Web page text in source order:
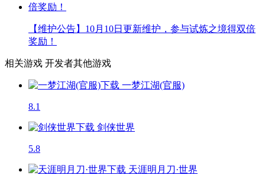
【维护公告】10月10日更新维护，参与试炼之境得双倍
奖励！
相关游戏 开发者其他游戏
一梦江湖(官服)
8.1
剑侠世界
5.8
天涯明月刀·世界